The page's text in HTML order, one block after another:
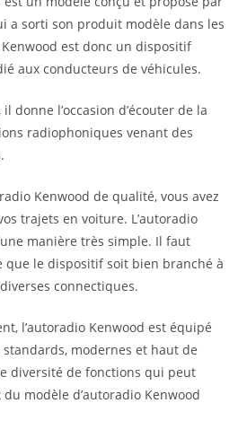
a sorti son produit modèle dans les
Kenwood est donc un dispositif
aux conducteurs de véhicules.
donne l’occasion d’écouter de la
radiophoniques venant des
Kenwood de qualité, vous avez
trajets en voiture. L’autoradio
manière très simple. Il faut
que le dispositif soit bien branché à
connectiques.
l’autoradio Kenwood est équipé
standards, modernes et haut de
diversité de fonctions qui peut
modèle d’autoradio Kenwood